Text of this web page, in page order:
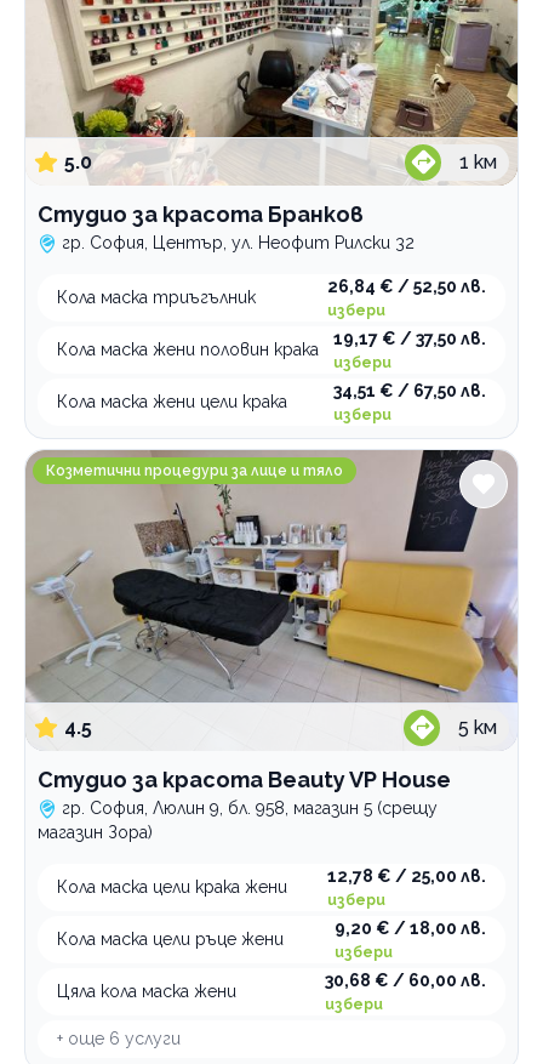
5.0 1 км
Студио за красота Бранков
гр. София, Център, ул. Неофит Рилски 32
Кола маска триъгълник
26,84 € / 52,50 лв.
избери
Кола маска жени половин крака
19,17 € / 37,50 лв.
избери
Кола маска жени цели крака
34,51 € / 67,50 лв.
избери
Студио за красота Beauty VP House
Козметични процедури за лице и тяло
4.5 5 км
Студио за красота Beauty VP House
гр. София, Люлин 9, бл. 958, магазин 5 (срещу
магазин Зора)
Кола маска цели крака жени
12,78 € / 25,00 лв.
избери
Кола маска цели ръце жени
9,20 € / 18,00 лв.
избери
Цяла кола маска жени
30,68 € / 60,00 лв.
избери
+ още 6 услуги